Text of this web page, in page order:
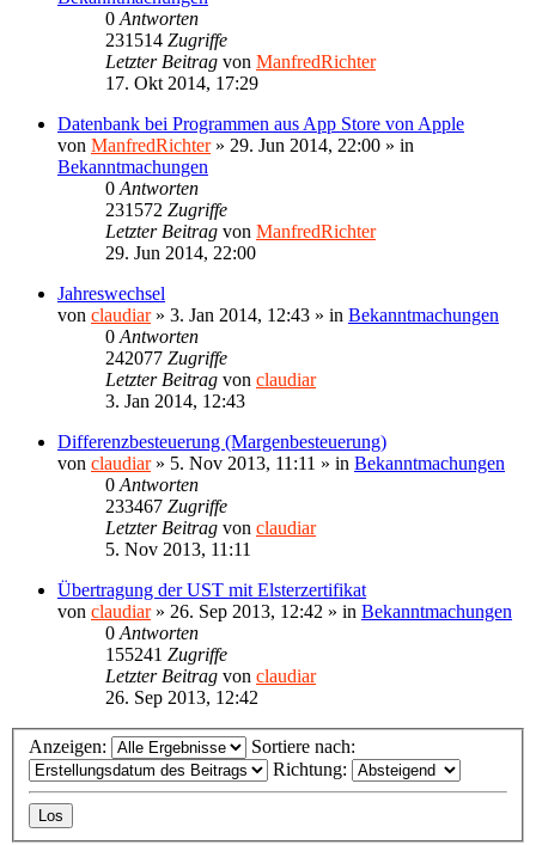
0 Antworten
231514 Zugriffe
Letzter Beitrag von ManfredRichter
17. Okt 2014, 17:29
Datenbank bei Programmen aus App Store von Apple
von ManfredRichter» 29. Jun 2014, 22:00 » in
Bekanntmachungen
0 Antworten
231572 Zugriffe
Letzter Beitrag von ManfredRichter
29. Jun 2014, 22:00
Jahreswechsel
von claudiar» 3. Jan 2014, 12:43 » in Bekanntmachungen
0 Antworten
242077 Zugriffe
Letzter Beitrag von claudiar
3. Jan 2014, 12:43
Differenzbesteuerung (Margenbesteuerung)
von claudiar» 5. Nov 2013, 11:11 » in Bekanntmachungen
0 Antworten
233467 Zugriffe
Letzter Beitrag von claudiar
5. Nov 2013, 11:11
Übertragung der UST mit Elsterzertifikat
von claudiar» 26. Sep 2013, 12:42 » in Bekanntmachungen
0 Antworten
155241 Zugriffe
Letzter Beitrag von claudiar
26. Sep 2013, 12:42
Anzeigen:
Sortiere nach:
Richtung: